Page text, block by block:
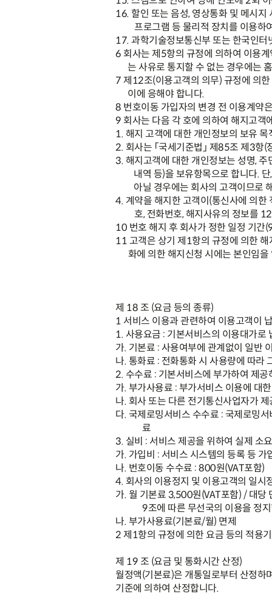
16. 할인 또는 음성,영상통화 및 메시지
프로그램 등 물리적 장치를 이용하
17.과학기술정보통신부 또는 한국인
6 회사는 제 5항의 규정에 의하여 이용
는 사유로 통지할 수 없는 경우에는
7제 12조(이용고객의 의무)규정에 의
이에 응해야 합니다.
8 번호이동 가입자의 변경 전 이용계약
9 회사는 다음 각 호에 의하여 해지고객
1.해지 고객에 대한 개인정보의 보유
2. 회사는 「국세기준법 」 제85조 제 3항(
3.해지고객에 대한 개인정보는 성명,주
내역 등)을 보유항목으로 합니다. 단
아닐 경우에는 회사의 고객이므로
4. 계약을 해지한 고객이 (통신사에 의한
호,전화번호,해지사유의 정보를 12
10 번호 해지 후 회사가 정한 일정 기간
11고객은 상기 제 1항의 규정에 의한
화에 의한 해지신청 시에는 본인임
제 18조 (요금 등의 종류)
1 서비스 이용과 관련하여 이용고객이
1. 사용요금 : 기본서비스의 이용대가로
가. 기본료 : 사용여부에 관계없이 일반
나. 통화료 : 전화통화 시 사용량에 따라
2.수수료 : 기본서비스에 부가하여 제
가.부가사용료 :부가서비스 이용에 대
나. 회사 또는 다른 전기통신사업자가
다.국제로밍서비스 수수료 :국제로밍서
료
3. 실비 : 서비스 제공을 위하여 실제 소
가. 가입비 : 서비스 시스템의 등록 등 가
나. 번호이동 수수료 : 800원(VAT포함)
4. 회사의 이용정지 및 이용고객의 일시
가.월 기본료 3,500원(VAT포함) /대당
9조에 따른 무선국의 이용을 정
나.부가사용료(기본료/월) 면제
2제 1항의 규정에 의한 요금 등의 적용
제 19조 (요금 및 통화시간 산정)
월정액(기본료)은 개통일로부터 산정하
기준에 의하여 산정합니다.